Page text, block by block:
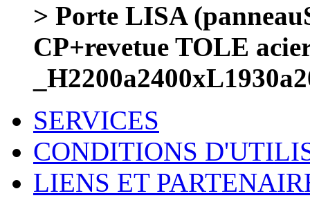
> Porte LISA
CP+revetue TOLE
SERVICES
CONDITIONS
LIENS ET